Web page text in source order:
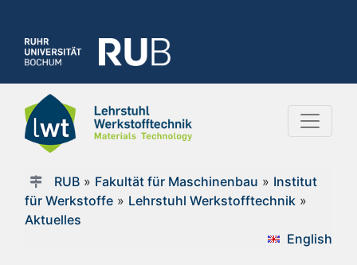
RUB» Fakultät für Maschinenbau » Institut
für Werkstoffe » Lehrstuhl Werkstofftechnik »
Aktuelles
English